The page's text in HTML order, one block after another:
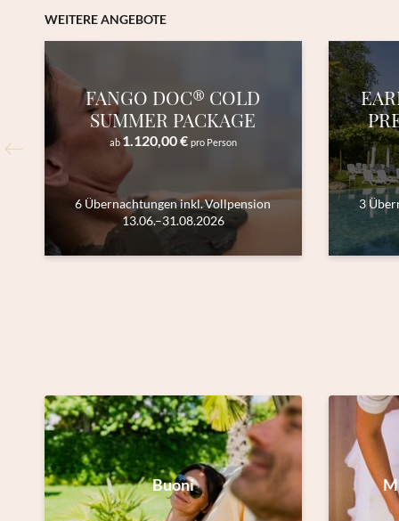
WEITERE ANGEBOTE
FANGO DOC® COLD
SUMMER PACKAGE
ab1.120,00 € pro Person
6 Übernachtungeninkl.Vollpension
13.06.–31.08.2026
3
Buoni